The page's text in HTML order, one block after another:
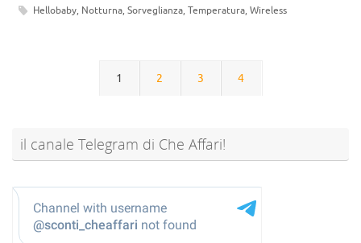
Hellobaby, Notturna, Sorveglianza, Temperatura, Wireless
1 2 3 4
il canale Telegram di Che Affari!